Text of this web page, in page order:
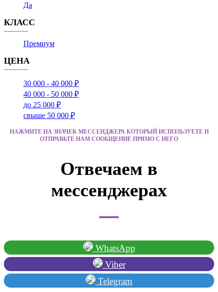
Да
КЛАСС
Премиум
ЦЕНА
30 000 - 40 000 ₽
40 000 - 50 000 ₽
до 25 000 ₽
свыше 50 000 ₽
НАЖМИТЕ НА ЗНАЧЕК МЕССЕНДЖЕРА КОТОРЫЙ ИСПОЛЬЗУЕТЕ И
ОТПРАВЬТЕ НАМ СООБЩЕНИЕ ПРЯМО С НЕГО
Отвечаем в
мессенджерах
WhatsApp
Viber
Telegram